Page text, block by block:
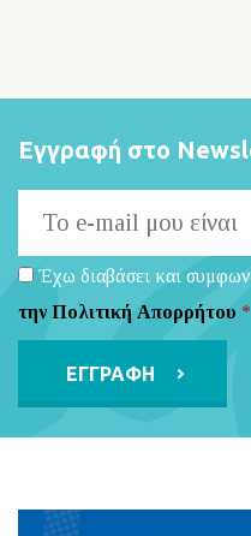
Εγγραφή στο
Έχω διαβάσει και
την Πολιτική Απορρήτου *